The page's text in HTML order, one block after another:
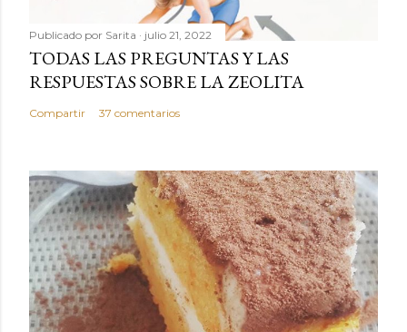
Publicado por Sarita julio 21, 2022
TODAS LAS PREGUNTAS Y LAS
RESPUESTAS SOBRE LA ZEOLITA
Compartir 37 comentarios